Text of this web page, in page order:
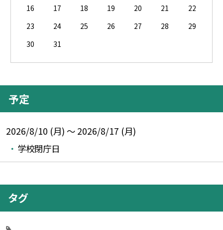
16
17 18 19 20 21
22
23
24 25 26 27 28
29
30
31
予定
2026/8/10 (月) ～ 2026/8/17 (月)
学校閉庁日
タグ